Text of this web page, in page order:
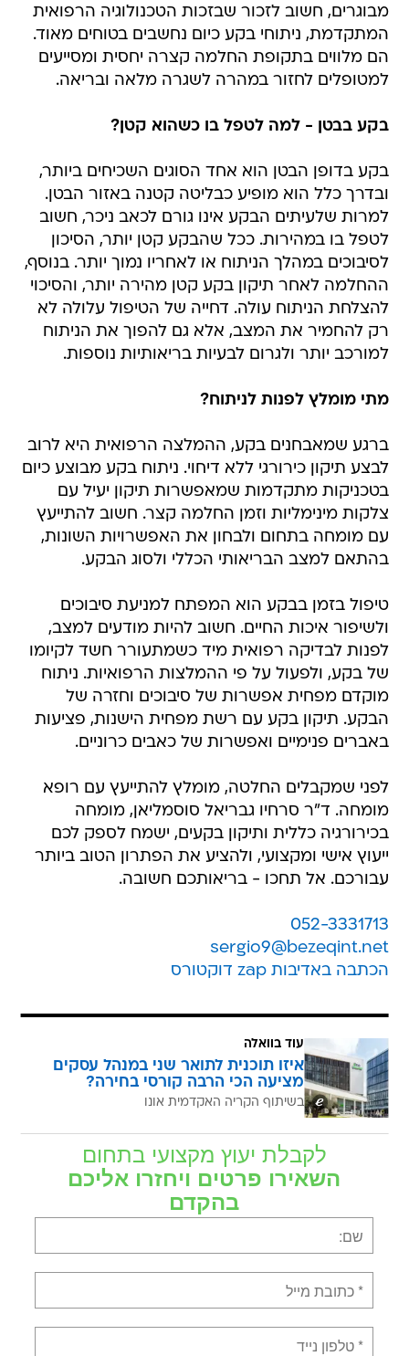
מבוגרים, חשוב לזכור שבזכות הטכנולוגיה הרפואית
המתקדמת, ניתוחי בקע כיום נחשבים בטוחים מאוד.
הם מלווים בתקופת החלמה קצרה יחסית ומסייעים
למטופלים לחזור במהרה לשגרה מלאה ובריאה.
בקע בבטן - למה לטפל בו כשהוא קטן?
בקע בדופן הבטן הוא אחד הסוגים השכיחים ביותר,
ובדרך כלל הוא מופיע כבליטה קטנה באזור הבטן.
למרות שלעיתים הבקע אינו גורם לכאב ניכר, חשוב
לטפל בו במהירות. ככל שהבקע קטן יותר, הסיכון
לסיבוכים במהלך הניתוח או לאחריו נמוך יותר. בנוסף,
ההחלמה לאחר תיקון בקע קטן מהירה יותר, והסיכוי
להצלחת הניתוח עולה. דחייה של הטיפול עלולה לא
רק להחמיר את המצב, אלא גם להפוך את הניתוח
למורכב יותר ולגרום לבעיות בריאותיות נוספות.
מתי מומלץ לפנות לניתוח?
ברגע שמאבחנים בקע, ההמלצה הרפואית היא לרוב
לבצע תיקון כירורגי ללא דיחוי. ניתוח בקע מבוצע כיום
בטכניקות מתקדמות שמאפשרות תיקון יעיל עם
צלקות מינימליות וזמן החלמה קצר. חשוב להתייעץ
עם מומחה בתחום ולבחון את האפשרויות השונות,
בהתאם למצב הבריאותי הכללי ולסוג הבקע.
טיפול בזמן בבקע הוא המפתח למניעת סיבוכים
ולשיפור איכות החיים. חשוב להיות מודעים למצב,
לפנות לבדיקה רפואית מיד כשמתעורר חשד לקיומו
של בקע, ולפעול על פי ההמלצות הרפואיות. ניתוח
מוקדם מפחית אפשרות של סיבוכים וחזרה של
הבקע. תיקון בקע עם רשת מפחית הישנות, פציעות
באברים פנימיים ואפשרות של כאבים כרוניים.
לפני שמקבלים החלטה, מומלץ להתייעץ עם רופא
מומחה. ד"ר סרחיו גבריאל סוסמליאן, מומחה
בכירורגיה כללית ותיקון בקעים, ישמח לספק לכם
ייעוץ אישי ומקצועי, ולהציע את הפתרון הטוב ביותר
עבורכם. אל תחכו - בריאותכם חשובה.
052-3331713
sergio9@bezeqint.net
הכתבה באדיבות zap דוקטורס
עוד בוואלה
איזו תוכנית לתואר שני במנהל עסקים
מציעה הכי הרבה קורסי בחירה?
בשיתוף הקריה האקדמית אונו